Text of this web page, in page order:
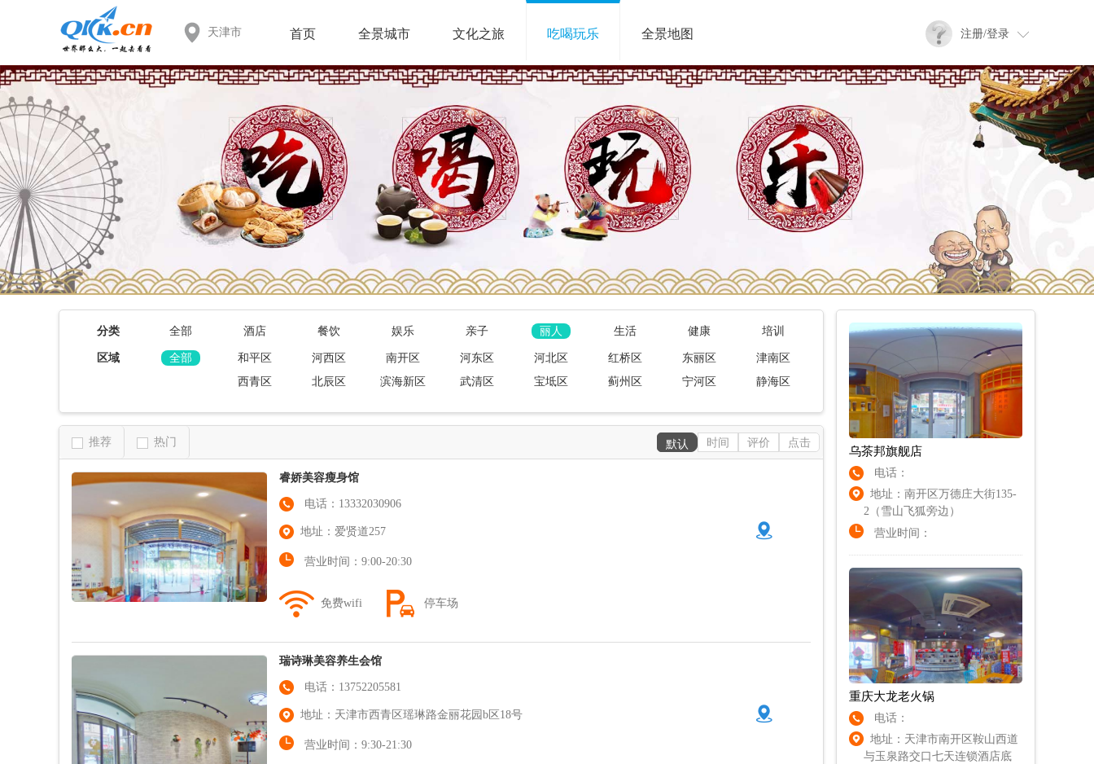
天津市 首页 全景城市 文化之旅 吃喝玩乐 全景地图 注册/登录
分类 全部 酒店 餐饮 娱乐 亲子 丽人 生活 健康 培训
区域 全部 和平区 河西区 南开区 河东区 河北区 红桥区 东丽区
津南区
西青区
北辰区 滨海新区 武清区 宝坻区 蓟州区 宁河区 静海区
推荐 热门 默认 时间 评价 点击
睿娇美容瘦身馆
电话：13332030906
地址：爱贤道257
营业时间：9:00-20:30
免费wifi 停车场
瑞诗琳美容养生会馆
电话：13752205581
地址：天津市西青区瑶琳路金丽花园b区18号
营业时间：9:30-21:30
乌茶邦旗舰店
电话：
地址：南开区万德庄大街135-
2（雪山飞狐旁边）
营业时间：
重庆大龙老火锅
电话：
地址：天津市南开区鞍山西道
与玉泉路交口七天连锁酒店底